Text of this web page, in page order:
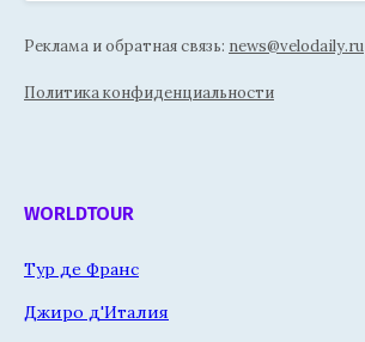
Реклама и обратная связь: news@velodaily.ru
Политика конфиденциальности
WORLDTOUR
Тур де Франс
Джиро д'Италия